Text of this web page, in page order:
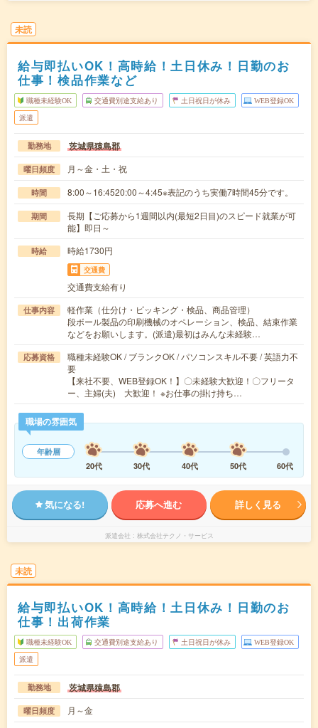
未読
給与即払いOK！高時給！土日休み！日勤のお
仕事！検品作業など
職種未経験OK 交通費別途支給あり 土日祝日が休み WEB登録OK
派遣
勤務地 茨城県猿島郡
曜日頻度 月～金・土・祝
時間 8:00～16:4520:00～4:45※表記のうち実働7時間45分です。
期間
長期【ご応募から1週間以内(最短2日目)のスピード就業が可
能】即日～
時給 時給1730円
交通費
交通費支給有り
仕事内容
軽作業（仕分け・ピッキング・検品、商品管理）
段ボール製品の印刷機械のオペレーション、検品、結束作業
などをお願いします。(派遣)最初はみんな未経験…
応募資格
職種未経験OK / ブランクOK / パソコンスキル不要 / 英語力不
要
【来社不要、WEB登録OK！】〇未経験大歓迎！〇フリータ
ー、主婦(夫) 大歓迎！ ※お仕事の掛け持ち…
職場の雰囲気
年齢層
20代
30代 40代 50代 60代
気になる! 応募へ進む 詳しく見る
派遣会社 株式会社テクノ・サービス
未読
給与即払いOK！高時給！土日休み！日勤のお
仕事！出荷作業
職種未経験OK 交通費別途支給あり 土日祝日が休み WEB登録OK
派遣
勤務地 茨城県猿島郡
曜日頻度
月～金